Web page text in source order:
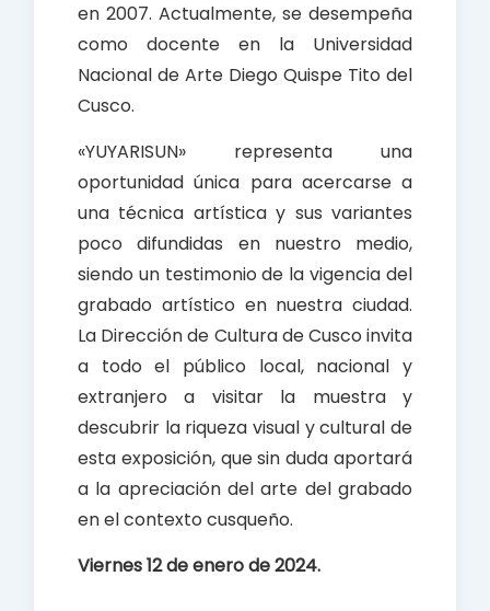
en 2007. Actualmente, se desempeña
como docente en la Universidad
Nacional de Arte Diego Quispe Tito del
Cusco.
«YUYARISUN» representa una
oportunidad única para acercarse a
una técnica artística y sus variantes
poco difundidas en nuestro medio,
siendo un testimonio de la vigencia del
grabado artístico en nuestra ciudad.
La Dirección de Cultura de Cusco invita
a todo el público local, nacional y
extranjero a visitar la muestra y
descubrir la riqueza visual y cultural de
esta exposición, que sin duda aportará
a la apreciación del arte del grabado
en el contexto cusqueño.
Viernes 12 de enero de 2024.